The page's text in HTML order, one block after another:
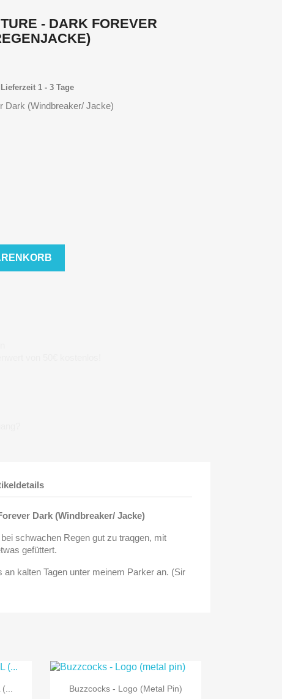
- DARK FOREVER
Lieferzeit 1 - 3 Tage
Dark (Windbreaker/ Jacke)
Dark (Windbreaker/ Jacke)
schwachen Regen gut zu traqgen, mit
gefüttert.
an kalten Tagen unter meinem Parker an. (Sir
 Vorschau
Buzzcocks - Logo (metal Pin)